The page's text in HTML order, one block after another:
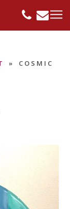
»
COSMIC